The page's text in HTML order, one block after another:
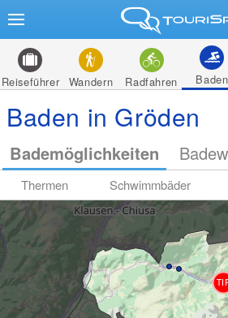
Reiseführer Wandern Radfahren Baden
Baden in Gröden
Bademöglichkeiten
Thermen Schwimmbäder